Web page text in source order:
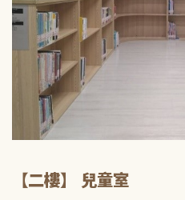
【二樓】 兒童室